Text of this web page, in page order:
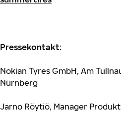
Pressekontakt:
Nokian Tyres GmbH, Am
Nürnberg
Jarno Röytiö, Manager